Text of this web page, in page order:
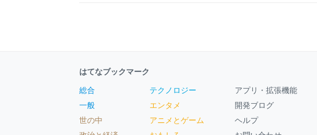
はてなブックマーク
総合
一般
世の中
テクノロジー
エンタメ
アニメとゲーム
アプリ・拡張機能
開発ブログ
ヘルプ